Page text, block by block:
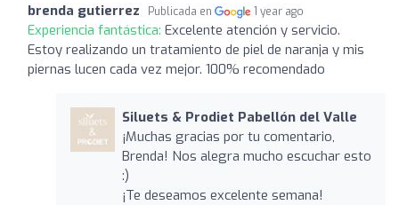
brenda gutierrez Publicada en 1 year ago
Experiencia fantástica: Excelente atención y servicio.
Estoy realizando un tratamiento de piel de naranja y mis
piernas lucen cada vez mejor. 100% recomendado
Siluets & Prodiet Pabellón del Valle
¡Muchas gracias por tu comentario,
Brenda! Nos alegra mucho escuchar esto
:)
¡Te deseamos excelente semana!